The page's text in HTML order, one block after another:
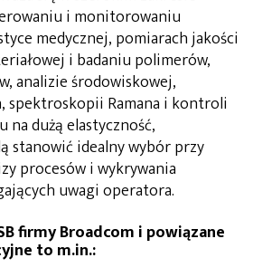
i monitorowaniu
medycznej, pomiarach jakości
i badaniu polimerów,
analizie środowiskowej,
spektroskopii Ramana i kontroli
na dużą elastyczność,
stanowić idealny wybór przy
procesów i wykrywania
uwagi operatora.
firmy Broadcom i powiązane
to m.in.: